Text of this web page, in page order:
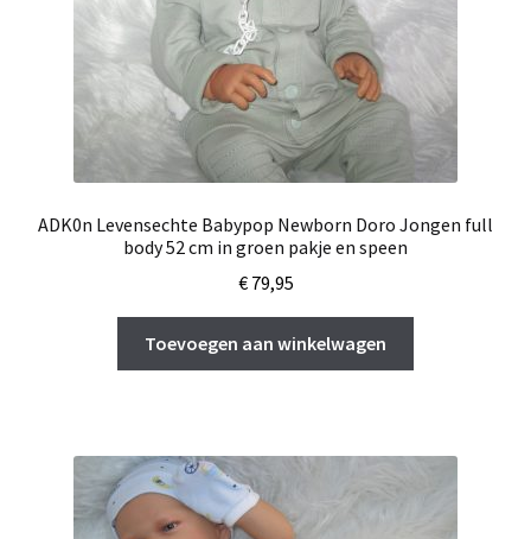
ADK0n Levensechte Babypop Newborn Doro Jongen full
body 52 cm in groen pakje en speen
€79,95
Toevoegen aan winkelwagen